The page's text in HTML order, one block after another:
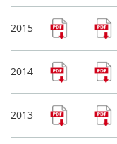
2015
2014
2013